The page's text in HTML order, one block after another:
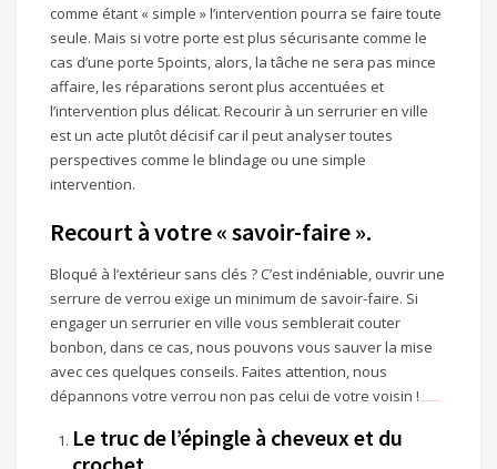
comme étant « simple » l’intervention pourra se faire toute
seule. Mais si votre porte est plus sécurisante comme le
cas d’une porte 5points, alors, la tâche ne sera pas mince
affaire, les réparations seront plus accentuées et
l’intervention plus délicat. Recourir à un serrurier en ville
est un acte plutôt décisif car il peut analyser toutes
perspectives comme le blindage ou une simple
intervention.
Recourt à votre « savoir-faire ».
Bloqué à l’extérieur sans clés ? C’est indéniable, ouvrir une
serrure de verrou exige un minimum de savoir-faire. Si
engager un serrurier en ville vous semblerait couter
bonbon, dans ce cas, nous pouvons vous sauver la mise
avec ces quelques conseils. Faites attention, nous
dépannons votre verrou non pas celui de votre voisin !
Le truc de l’épingle à cheveux et du